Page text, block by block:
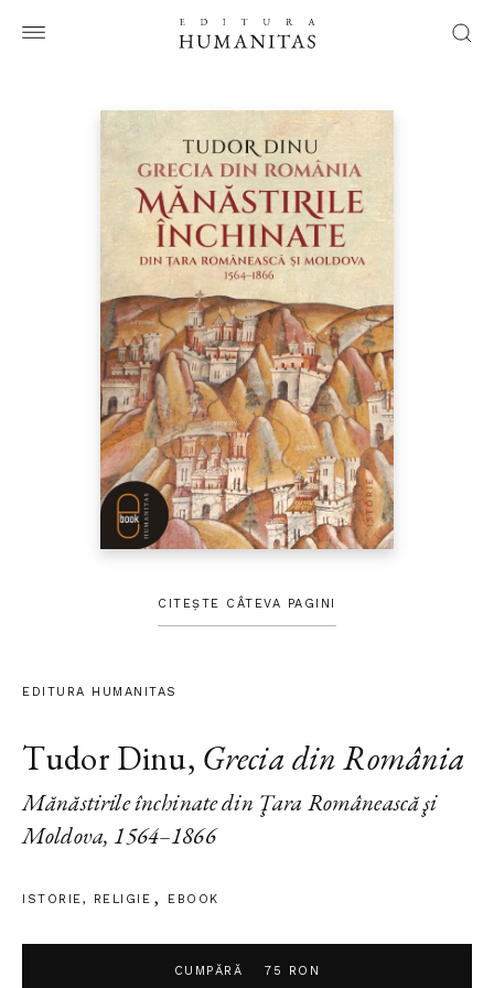
CITEȘTE CÂTEVA PAGINI
EDITURA HUMANITAS
Tudor Dinu, Grecia din România
Mănăstirile închinate din Ţara Românească şi
Moldova, 1564–1866
ISTORIE, RELIGIE EBOOK
CUMPĂRĂ 75 RON